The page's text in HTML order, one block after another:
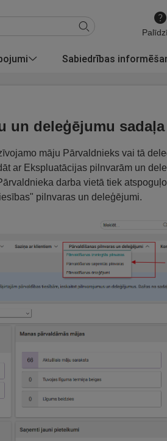
Sabiedrības
un deleģējumu
māju Pārvaldnieks vai tā
ar Ekspluatācijas pilnvarām un
darba vietā tiek
pilnvaras un deleģējumi.